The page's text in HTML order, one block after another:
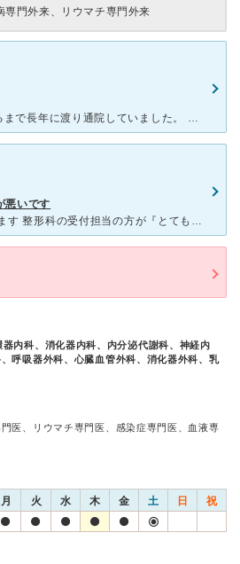
専門外来、リウマチ専門外来
[症状・来院理由] 転居するまで長年に渡り通院していました。 リウマチ治療とそれに関わるリハビリ、機能回復、 手術、入院と多岐にわたってお世話になりました。 [医師の診断・治療法] 病気にな
悪いです
通院して10年以上になります 整形科の受付担当の方が『とても感じ悪い！』です。 笑顔は全くなく、ぞんざいな感じでお年寄りの方も多いのですが親切な対応とか少ないです （数名いらっしゃっる中には約１
器内科、消化器内科、内分泌代謝科、神経内
呼吸器外科、心臓血管外科、消化器外科、乳
医、リウマチ専門医、感染症専門医、血液専
月 火 水 木 金 土 日 祝